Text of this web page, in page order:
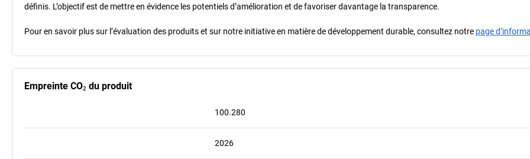
définis. L’objectif est de mettre en évidence les potentiels d’amélioration et de favoriser davantage la transparence.
Pour en savoir plus sur l’évaluation des produits et sur notre initiative en matière de développement durable, consultez notre page
Empreinte CO₂ du produit
100.280
2026